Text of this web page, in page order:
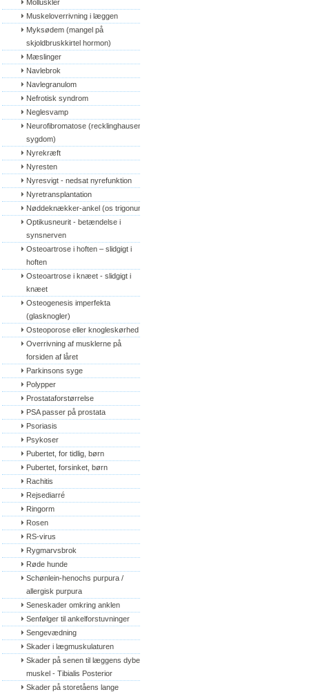
Molluskler
Muskeloverrivning i læggen
Myksødem (mangel på
skjoldbruskkirtel hormon)
Mæslinger
Navlebrok
Navlegranulom
Nefrotisk syndrom
Neglesvamp
Neurofibromatose (recklinghausens
sygdom)
Nyrekræft
Nyresten
Nyresvigt - nedsat nyrefunktion
Nyretransplantation
Nøddeknækker-ankel (os trigonum)
Optikusneurit - betændelse i
synsnerven
Osteoartrose i hoften – slidgigt i
hoften
Osteoartrose i knæet - slidgigt i
knæet
Osteogenesis imperfekta
(glasknogler)
Osteoporose eller knogleskørhed
Overrivning af musklerne på
forsiden af låret
Parkinsons syge
Polypper
Prostataforstørrelse
PSA passer på prostata
Psoriasis
Psykoser
Pubertet, for tidlig, børn
Pubertet, forsinket, børn
Rachitis
Rejsediarré
Ringorm
Rosen
RS-virus
Rygmarvsbrok
Røde hunde
Schønlein-henochs purpura /
allergisk purpura
Seneskader omkring anklen
Senfølger til ankelforstuvninger
Sengevædning
Skader i lægmuskulaturen
Skader på senen til læggens dybe
muskel - Tibialis Posterior
Skader på storetåens lange